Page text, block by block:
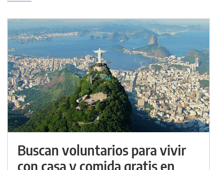
Buscan voluntarios para vivir
con casa y comida gratis en